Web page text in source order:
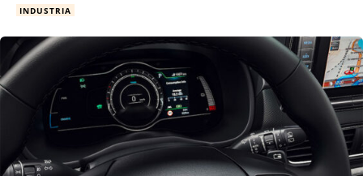
INDUSTRIA